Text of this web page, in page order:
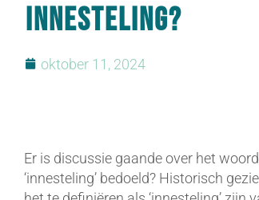
innesteling?
oktober 11, 2024
Er is discussie gaande over het
‘innesteling’ bedoeld? Historisch